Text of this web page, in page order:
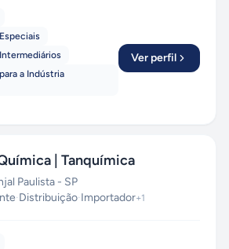
a Indústria
Ver perfil
| Tanquímica
Paulista - SP
·Distribuição·Importador+1